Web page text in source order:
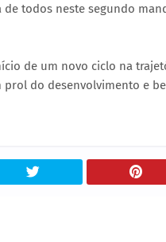
todos neste segundo
de um novo ciclo na
do desenvolvimento e